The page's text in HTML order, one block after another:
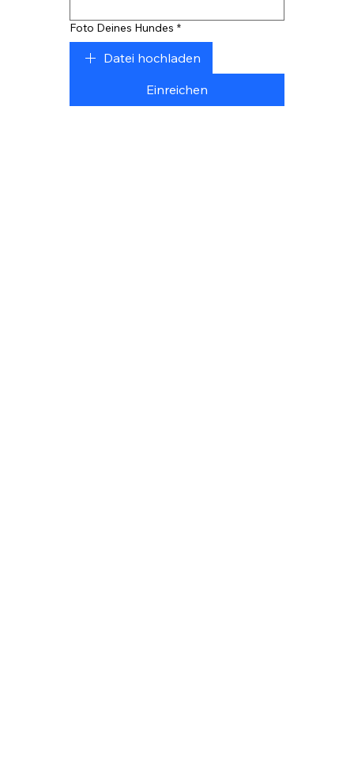
Foto Deines Hundes *
Datei hochladen
Einreichen